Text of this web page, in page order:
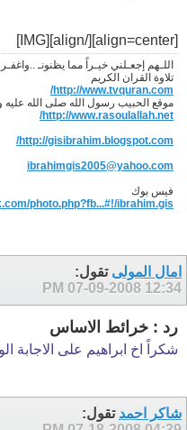
[align=center]
[/align][IMG]
اللـهم إجعـلني خيـراً مما يظنونـ ..واغفـر
تلاوة القران الكريم
http://www.tvquran.com/
موقع الحبيب رسول الله صلى الله عليه
http://www.rasoulallah.net/
http://gisibrahim.blogspot.com/
ibrahimgis2005@yahoo.com
فيس بوك
photo.php?fb...#!/ibrahim.gis
امال المولى تقول:
07-09-2008 12:34 PM
رد : خرائط الاساس
شكراً اخ ابراهيم على الاجابة
شاكر احمد تقول: